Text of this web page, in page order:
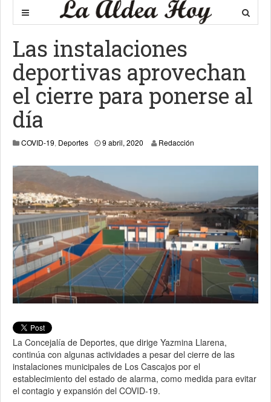
Las instalaciones
deportivas aprovechan
el cierre para ponerse al
día
COVID-19, Deportes 9 abril, 2020 9 abril, 2020
Redacción
La Concejalía de Deportes, que dirige Yazmina Llarena,
continúa con algunas actividades a pesar del cierre de las
instalaciones municipales de Los Cascajos por el
establecimiento del estado de alarma, como medida para evitar
el contagio y expansión del COVID-19.